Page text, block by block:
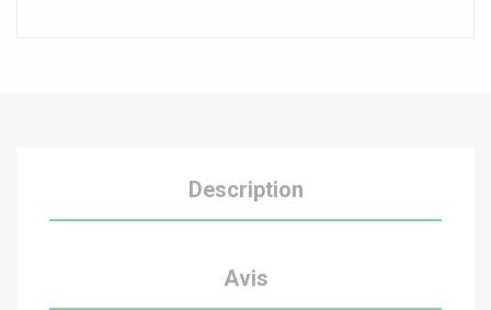
Description
Avis